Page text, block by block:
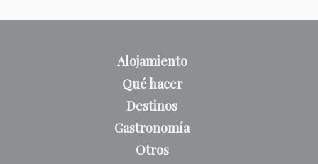
Alojamiento
Qué hacer
Destinos
Gastronomía
Otros